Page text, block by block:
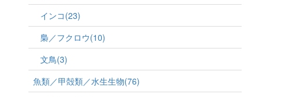
インコ(23)
梟／フクロウ(10)
文鳥(3)
魚類／甲殻類／水生生物(76)